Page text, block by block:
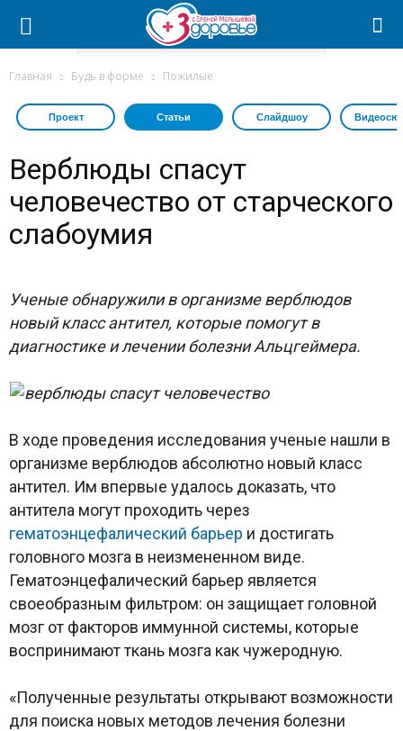
Главная Будь в форме Пожилые
Проект Статьи Слайдшоу
Верблюды спасут
человечество от старческого
слабоумия
Ученые обнаружили в организме верблюдов
новый класс антител, которые помогут в
диагностике и лечении болезни Альцгеймера.
В ходе проведения исследования ученые нашли в
организме верблюдов абсолютно новый класс
антител. Им впервые удалось доказать, что
антитела могут проходить через
гематоэнцефалический барьер и достигать
головного мозга в неизмененном виде.
Гематоэнцефалический барьер является
своеобразным фильтром: он защищает головной
мозг от факторов иммунной системы, которые
воспринимают ткань мозга как чужеродную.
«Полученные результаты открывают возможности
для поиска новых методов лечения болезни